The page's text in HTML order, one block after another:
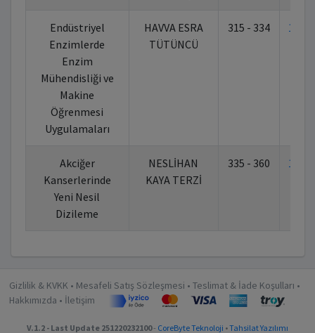
Endüstriyel
Enzimlerde
Enzim
Mühendisliği ve
Makine
Öğrenmesi
Uygulamaları
HAVVA ESRA
TÜTÜNCÜ
315 - 334
Akciğer
Kanserlerinde
Yeni Nesil
Dizileme
NESLİHAN
KAYA TERZİ
335 - 360
Gizlilik & KVKK • Mesafeli Satış Sözleşmesi • Teslimat & İade Koşulları •
Hakkımızda • İletişim
V.1.2 - Last Update 251220232100- CoreByte Teknoloji •Tahsilat Yazılımı